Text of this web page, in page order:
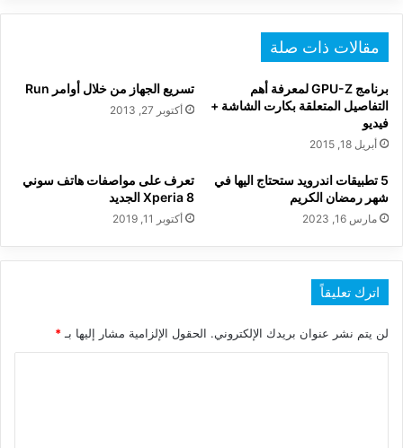
مقالات ذات صلة
برنامج GPU-Z لمعرفة أهم
التفاصيل المتعلقة بكارت الشاشة +
فيديو
أبريل 18, 2015
تسريع الجهاز من خلال أوامر Run
أكتوبر 27, 2013
5 تطبيقات اندرويد ستحتاج اليها في
شهر رمضان الكريم
مارس 16, 2023
تعرف على مواصفات هاتف سوني
Xperia 8 الجديد
أكتوبر 11, 2019
اترك تعليقاً
لن يتم نشر عنوان بريدك الإلكتروني. الحقول الإلزامية مشار إليها بـ *